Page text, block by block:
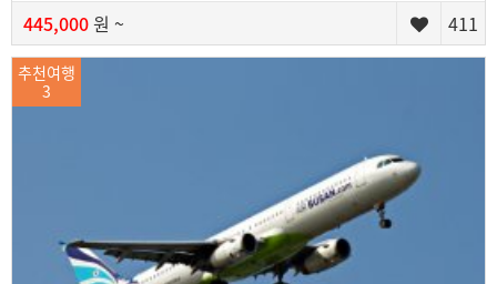
445,000원 ~ 411
추천여행
3